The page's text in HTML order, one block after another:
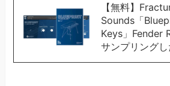
【無料】
Sounds「
Keys」Fender
サンプリング